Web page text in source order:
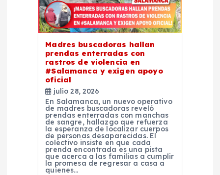
Madres buscadoras hallan
prendas enterradas con
rastros de violencia en
#Salamanca y exigen apoyo
oficial
julio 28, 2026
En Salamanca, un nuevo operativo
de madres buscadoras reveló
prendas enterradas con manchas
de sangre, hallazgo que refuerza
la esperanza de localizar cuerpos
de personas desaparecidas. El
colectivo insiste en que cada
prenda encontrada es una pista
que acerca a las familias a cumplir
la promesa de regresar a casa a
quienes…